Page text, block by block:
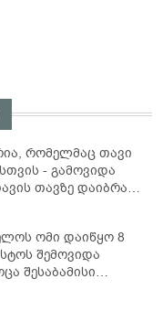
რომელმაც თავი
- გამოვიდა
თავზე დაიბრალა
სამარცხვინო
თუ რაღაც
მას"
ომი დაიწყო 8
შემოვიდა
შესაბამისი
რუსეთის